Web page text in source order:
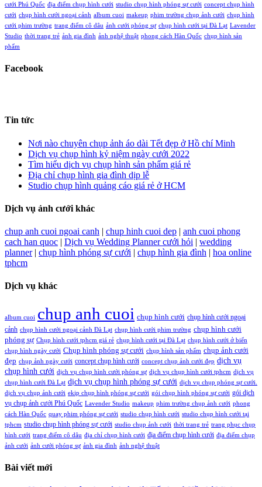
cưới Phú Quốc địa điểm chụp hình cưới studio chụp hình phóng sự cưới concept chụp hình
cưới chụp hình cưới ngoại cảnh album cuoi makeup phim trường chụp ảnh cưới chụp hình
cưới phim trường trang điểm cô dâu ảnh cưới phóng sự chụp hình cưới tại Đà Lạt Lavender
Studio thời trang trẻ ảnh gia đình ảnh nghệ thuật phong cách Hàn Quốc chụp hình sản
phẩm
Facebook
Tin tức
Nơi nào chuyên chụp ảnh áo dài Tết đẹp ở Hồ chí Minh
Dịch vụ chụp hình kỷ niệm ngày cưới 2022
Tìm hiểu dịch vụ chụp hình sản phẩm giá rẻ
Địa chỉ chụp hình gia đình dịp lễ
Studio chụp hình quảng cáo giá rẻ ở HCM
Dịch vụ ảnh cưới khác
chup anh cuoi ngoai canh | chup hinh cuoi dep | anh cuoi phong
cach han quoc | Dịch vụ Wedding Planner cưới hỏi | wedding
planner| chụp hình phóng sự cưới | chụp hình gia đình | hoa online
tphcm
Dịch vụ khác
album cuoi chup anh cuoi chụp hình cưới chụp hình cưới ngoại
cảnh chụp hình cưới ngoại cảnh Đà Lạt chụp hình cưới phim trường chụp hình cưới
phóng sự Chụp hình cưới tphcm giá rẻ chụp hình cưới tại Đà Lạt chụp hình cưới ở biển
chụp hình ngày cưới Chụp hình phóng sự cưới chụp hình sản phẩm chụp ảnh cưới
đẹp chụp ảnh ngày cưới concept chụp hình cưới concept chụp ảnh cưới đẹp dịch vụ
chụp hình cưới dịch vụ chụp hình cưới phóng sự dịch vụ chụp hình cưới tphcm dịch vụ
chụp hình cưới Đà Lạt dịch vụ chụp hình phóng sự cưới dịch vụ chụp phóng sự cưới.
dịch vụ chụp ảnh cưới ekip chụp hình phóng sự cưới gói chụp hình phóng sự cưới gói dịch
vụ chụp ảnh cưới Phú Quốc Lavender Studio makeup phim trường chụp ảnh cưới phong
cách Hàn Quốc quay phim phóng sự cưới studio chụp hình cưới studio chụp hình cưới tại
tphcm studio chụp hình phóng sự cưới studio chụp ảnh cưới thời trang trẻ trang phục chụp
hình cưới trang điểm cô dâu địa chỉ chụp hình cưới địa điểm chụp hình cưới địa điểm chụp
ảnh cưới ảnh cưới phóng sự ảnh gia đình ảnh nghệ thuật
Bài viết mới